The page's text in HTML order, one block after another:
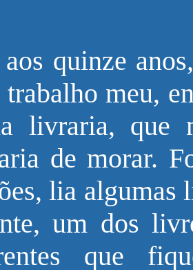
quinze
trabalho meu,
livraria, que
de morar.
lia algumas
um dos
que